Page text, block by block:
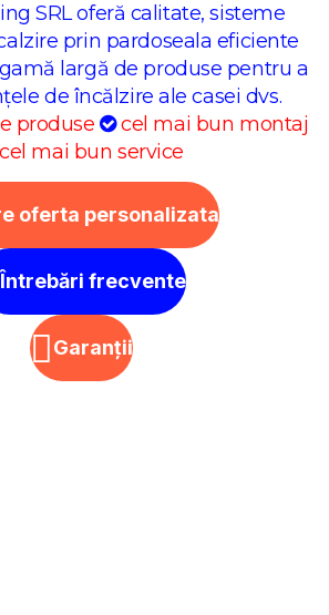
SRL oferă calitate, sisteme
prin pardoseala eficiente
largă de produse pentru a
de încălzire ale casei dvs.
produse
cel mai bun montaj
cel mai bun service
oferta personalizata
Întrebări frecvente
Garanții